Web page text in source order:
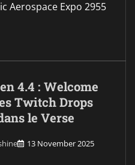
Aerospace Expo 2955
4.4 : Welcome
Twitch Drops
le Verse
13 November 2025